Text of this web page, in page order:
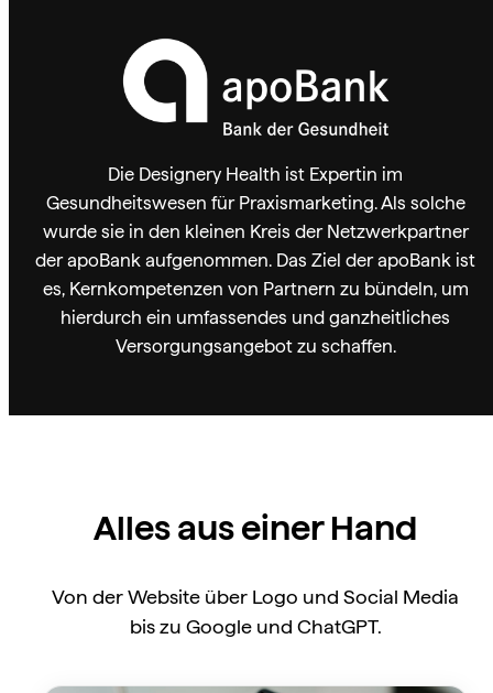
Die Designery Health ist Expertin im
Gesundheitswesen für Praxismarketing. Als solche
wurde sie in den kleinen Kreis der Netzwerkpartner
der apoBank aufgenommen. Das Ziel der apoBank ist
es, Kernkompetenzen von Partnern zu bündeln, um
hierdurch ein umfassendes und ganzheitliches
Versorgungsangebot zu schaffen.
Alles aus einer Hand
Von der Website über Logo und Social Media
bis zu Google und ChatGPT.